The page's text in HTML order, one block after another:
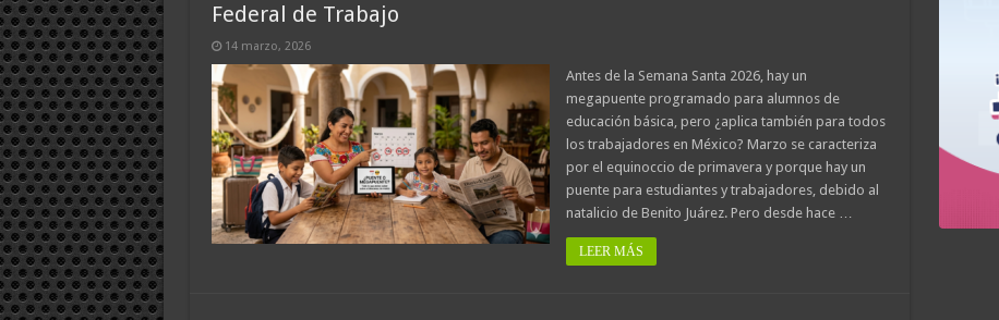
Federal de Trabajo
14 marzo, 2026
Antes de la Semana Santa 2026, hay un
megapuente programado para alumnos de
educación básica, pero ¿aplica también para todos
los trabajadores en México? Marzo se caracteriza
por el equinoccio de primavera y porque hay un
puente para estudiantes y trabajadores, debido al
natalicio de Benito Juárez. Pero desde hace …
LEER MÁS